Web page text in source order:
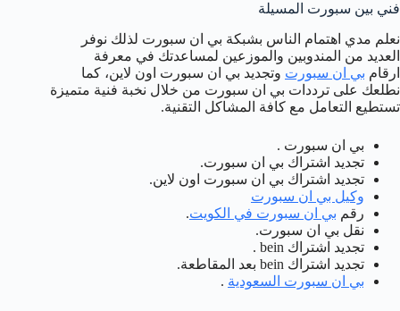
فني بين سبورت المسيلة
نعلم مدي اهتمام الناس بشبكة بي ان سبورت لذلك نوفر
العديد من المندوبين والموزعين لمساعدتك في معرفة
ارقام بي ان سبورت وتجديد بي ان سبورت اون لاين، كما
نطلعك على ترددات بي ان سبورت من خلال نخبة فنية متميزة
تستطيع التعامل مع كافة المشاكل التقنية.
بي ان سبورت .
تجديد اشتراك بي ان سبورت.
تجديد اشتراك بي ان سبورت اون لاين.
وكيل بي ان سبورت
رقم بي ان سبورت في الكويت.
نقل بي ان سبورت.
تجديد اشتراك bein .
تجديد اشتراك bein بعد المقاطعة.
بي ان سبورت السعودية .